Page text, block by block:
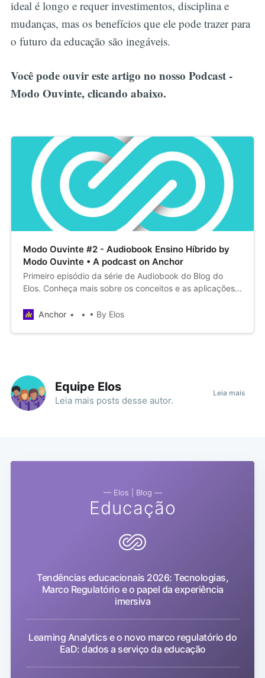
ideal é longo e requer investimentos, disciplina e
mudanças, mas os benefícios que ele pode trazer para
o futuro da educação são inegáveis.
Você pode ouvir este artigo no nosso Podcast -
Modo Ouvinte, clicando abaixo.
Modo Ouvinte #2 - Audiobook Ensino Híbrido by
Modo Ouvinte • A podcast on Anchor
Primeiro episódio da série de Audiobook do Blog do
Elos. Conheça mais sobre os conceitos e as aplicações
Anchor
• By Elos
Equipe Elos
Leia mais posts desse autor.
Leia mais
— Elos | Blog —
Educação
Tendências educacionais 2026: Tecnologias,
Marco Regulatório e o papel da experiência
imersiva
Learning Analytics e o novo marco regulatório do
EaD: dados a serviço da educação